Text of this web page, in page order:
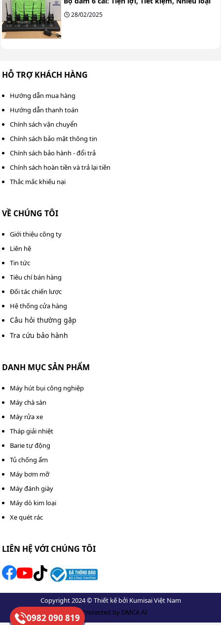
28/02/2025
0982 090 819
HỖ TRỢ KHÁCH HÀNG
Hướng dẫn mua hàng
Hướng dẫn thanh toán
Chính sách vận chuyển
Chính sách bảo mật thông tin
Chính sách bảo hành - đổi trả
Chính sách hoàn tiền và trả lại tiền
Thắc mắc khiếu nại
VỀ CHÚNG TÔI
Giới thiệu công ty
Liên hệ
Tin tức
Tiêu chí bán hàng
Đối tác chiến lược
Hệ thống cửa hàng
Câu hỏi thường gặp
Tra cứu bảo hành
DANH MỤC SẢN PHẨM
Máy hút bụi công nghiệp
Máy chà sàn
Máy rửa xe
Tháp giải nhiệt
Barie tự động
Tủ chống ẩm
Máy bơm mỡ
Máy đánh giày
Máy dò kim loại
Xe quét rác
LIÊN HỆ VỚI CHÚNG TÔI
Copyright 2024 © Thiết kế bởi Kumisai Việt Nam